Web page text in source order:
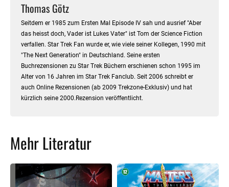
Thomas Götz
Seitdem er 1985 zum Ersten Mal Episode IV sah und ausrief "Aber
das heisst doch, Vader ist Lukes Vater" ist Tom der Science Fiction
verfallen. Star Trek Fan wurde er, wie viele seiner Kollegen, 1990 mit
"The Next Generation" in Deutschland. Seine ersten
Buchrezensionen zu Star Trek Büchern erschienen schon 1995 im
Alter von 16 Jahren im Star Trek Fanclub. Seit 2006 schreibt er
auch Online Rezensionen (ab 2009 Trekzone-Exklusiv) und hat
kürzlich seine 2000.Rezension veröffentlicht.
Mehr Literatur